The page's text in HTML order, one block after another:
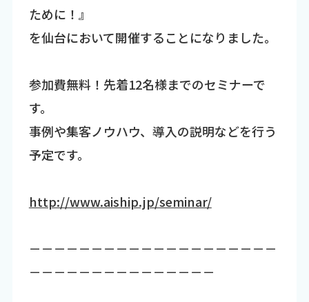
ために！』
を仙台において開催することになりました。
参加費無料！先着12名様までのセミナーで
す。
事例や集客ノウハウ、導入の説明などを行う
予定です。
http://www.aiship.jp/seminar/
－－－－－－－－－－－－－－－－－－－－
－－－－－－－－－－－－－－－